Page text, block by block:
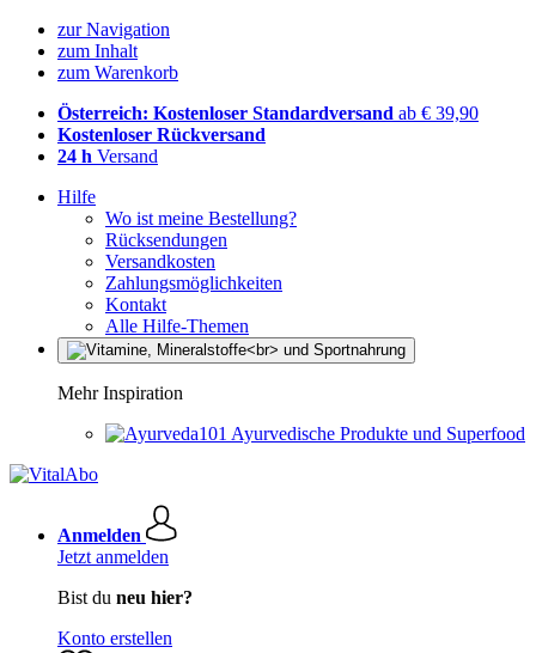
zur Navigation
zum Inhalt
zum Warenkorb
Österreich: Kostenloser Standardversand ab € 39,90
Kostenloser Rückversand
24 h Versand
Hilfe
Wo ist meine Bestellung?
Rücksendungen
Versandkosten
Zahlungsmöglichkeiten
Kontakt
Alle Hilfe-Themen
Mehr Inspiration
Ayurvedische Produkte und Superfood
Anmelden
Jetzt anmelden
Bist du neu hier?
Konto erstellen